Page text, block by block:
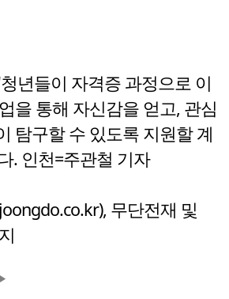
년들이 자격증 과정으로 이
을 통해 자신감을 얻고, 관심
탐구할 수 있도록 지원할 계
. 인천=주관철 기자
무단전재 및